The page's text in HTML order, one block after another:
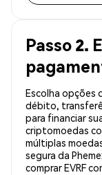
Passo 2.
Escolha opções
débito,
para financiar
criptomoedas
múltiplas
segura da
comprar EVRF